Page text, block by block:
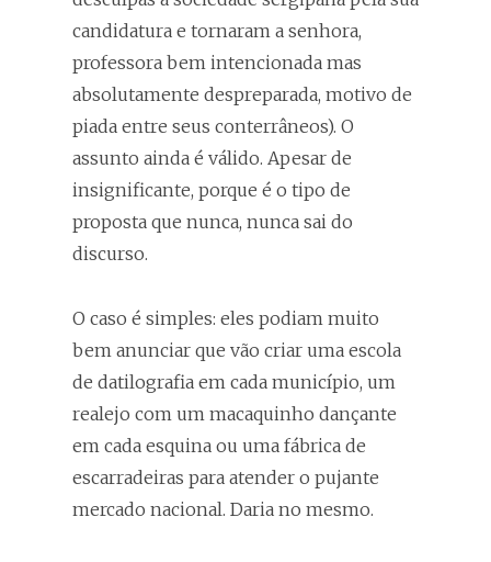
candidatura e tornaram a senhora,
professora bem intencionada mas
absolutamente despreparada, motivo de
piada entre seus conterrâneos). O
assunto ainda é válido. Apesar de
insignificante, porque é o tipo de
proposta que nunca, nunca sai do
discurso.
O caso é simples: eles podiam muito
bem anunciar que vão criar uma escola
de datilografia em cada município, um
realejo com um macaquinho dançante
em cada esquina ou uma fábrica de
escarradeiras para atender o pujante
mercado nacional. Daria no mesmo.